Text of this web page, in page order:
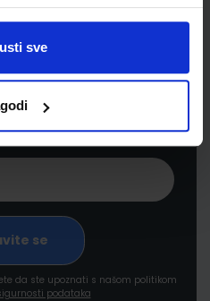
sveprijava
informacije o novim
akcijama i drugim
da ste upoznati s našom politikom
podataka